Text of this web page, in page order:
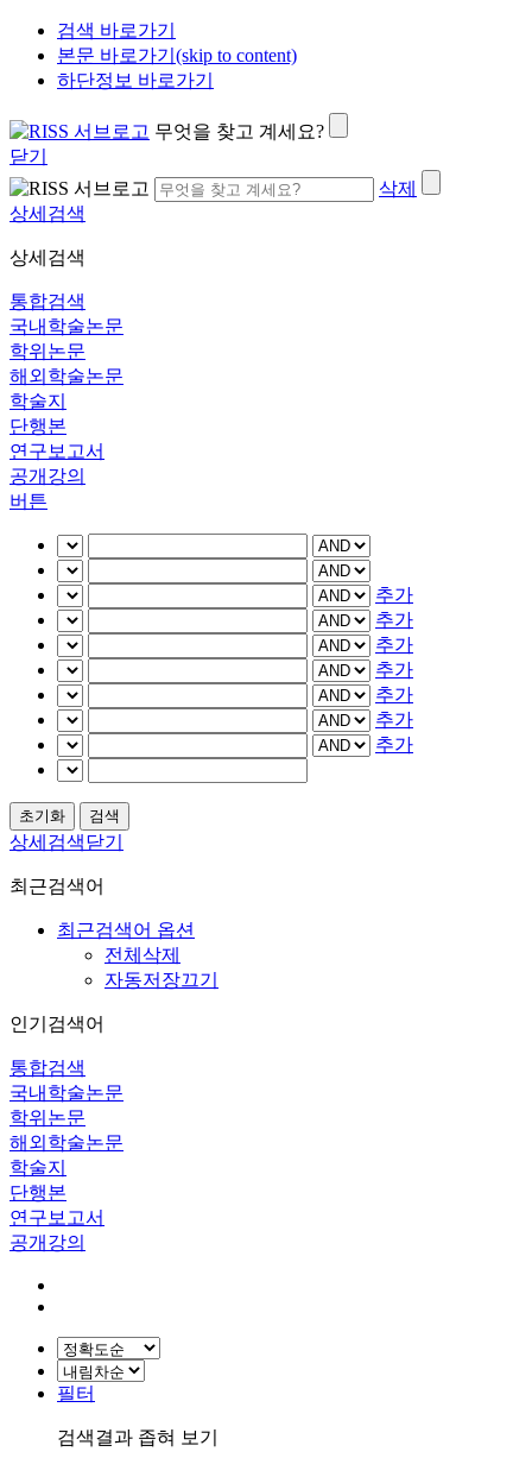
검색 바로가기
본문 바로가기(skip to content)
하단정보 바로가기
무엇을 찾고 계세요?
닫기
삭제
상세검색
상세검색
통합검색
국내학술논문
학위논문
해외학술논문
학술지
단행본
연구보고서
공개강의
버튼
추가
추가
추가
추가
추가
추가
추가
상세검색닫기
최근검색어
최근검색어 옵션
전체삭제
자동저장끄기
인기검색어
통합검색
국내학술논문
학위논문
해외학술논문
학술지
단행본
연구보고서
공개강의
필터
검색결과 좁혀 보기